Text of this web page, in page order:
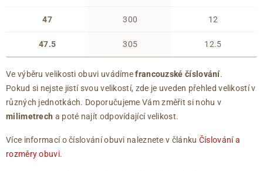
47
47.5
300
305
12
12.5
Ve výběru velikosti obuvi uvádímefrancouzské číslování.
Pokud si nejste jistí svou velikostí, zde je uveden přehled velikostí v
různých jednotkách. Doporučujeme Vám změřit si nohu v
milimetrech a poté najít odpovídající velikost.
Více informací o číslování obuvi naleznete v článku Číslování a
rozměry obuvi.